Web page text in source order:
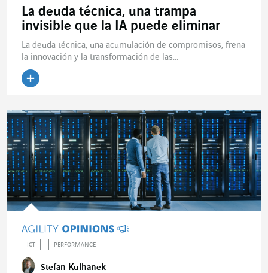
La deuda técnica, una trampa
invisible que la IA puede eliminar
La deuda técnica, una acumulación de compromisos, frena
la innovación y la transformación de las...
ICT PERFORMANCE
Stefan Kulhanek